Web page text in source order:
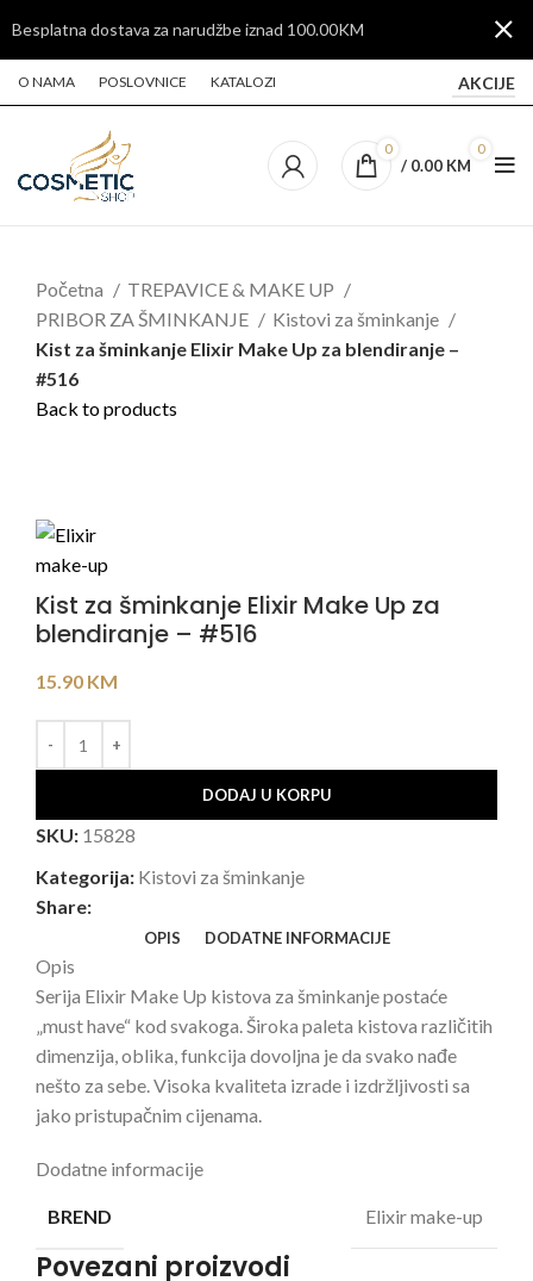
O NAMA POSLOVNICE KATALOZI AKCIJE
0 0
/ 0.00 KM
Početna
TREPAVICE & MAKE UP
PRIBOR ZA ŠMINKANJE
Kistovi za šminkanje
Kist za šminkanje Elixir Make Up za blendiranje –
#516
Back to products
Kist za šminkanje Elixir Make Up za
blendiranje – #516
15.90 KM
DODAJ U KORPU
SKU: 15828
Kategorija: Kistovi za šminkanje
Share:
OPIS DODATNE INFORMACIJE
Opis
Serija Elixir Make Up kistova za šminkanje postaće
„must have“ kod svakoga. Široka paleta kistova različitih
dimenzija, oblika, funkcija dovoljna je da svako nađe
nešto za sebe. Visoka kvaliteta izrade i izdržljivosti sa
jako pristupačnim cijenama.
Dodatne informacije
BREND Elixir make-up
Povezani proizvodi
Besplatna dostava za narudžbe iznad 100.00KM